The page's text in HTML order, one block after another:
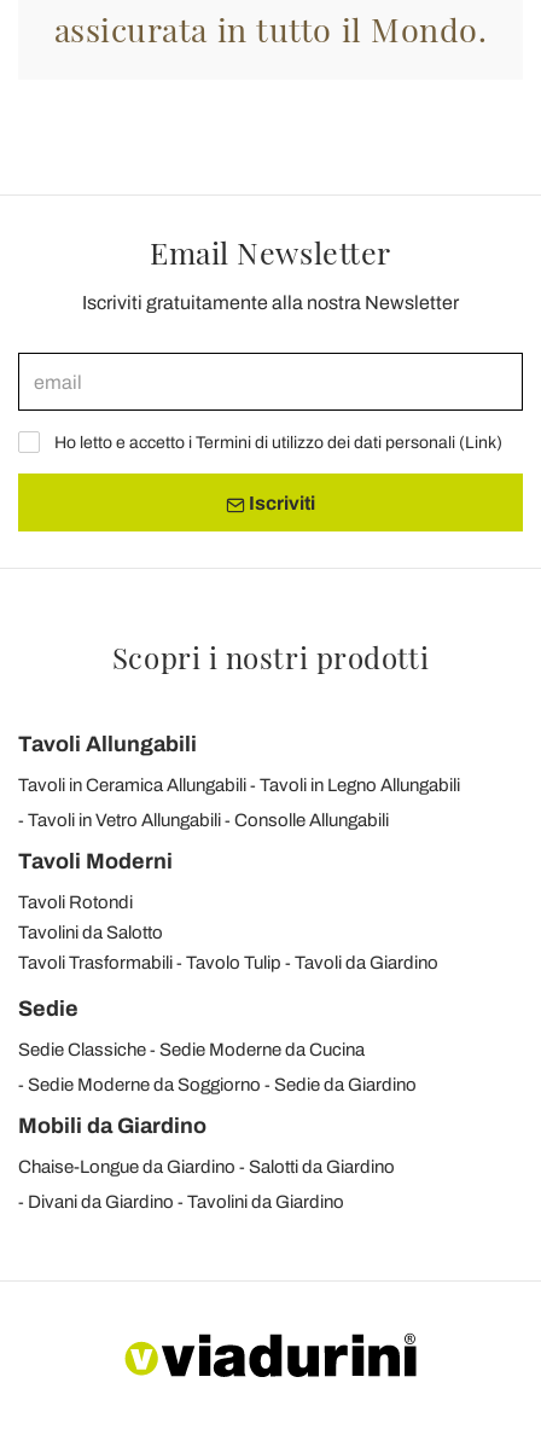
assicurata in tutto il Mondo.
Email Newsletter
Iscriviti gratuitamente alla nostra Newsletter
Ho letto e accetto i Termini di utilizzo dei dati personali (Link)
Iscriviti
Scopri i nostri prodotti
Tavoli Allungabili
Tavoli in Ceramica Allungabili
Tavoli in Legno Allungabili
Tavoli in Vetro Allungabili
Consolle Allungabili
Tavoli Moderni
Tavoli Rotondi
Tavolini da Salotto
Tavoli Trasformabili
Tavolo Tulip Tavoli da Giardino
Sedie
Sedie Classiche
Sedie Moderne da Cucina
Sedie Moderne da Soggiorno
Sedie da Giardino
Mobili da Giardino
Chaise-Longue da Giardino
Salotti da Giardino
Divani da Giardino
Tavolini da Giardino